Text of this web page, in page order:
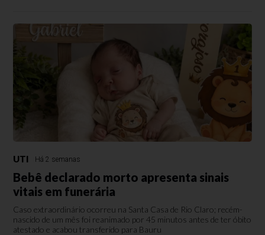
UTI Há 2 semanas
Bebê declarado morto apresenta sinais
vitais em funerária
Caso extraordinário ocorreu na Santa Casa de Rio Claro; recém-
nascido de um mês foi reanimado por 45 minutos antes de ter óbito
atestado e acabou transferido para Bauru